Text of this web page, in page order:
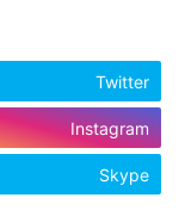
Twitter
Instagram
Skype